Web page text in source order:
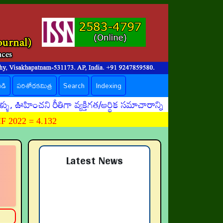
పరిశోధకమిత్ర Search Indexing
వ్యక్తిగత/ఆర్థిక సమాచారాన్ని దొంగిలించే
= 4.132
Latest News